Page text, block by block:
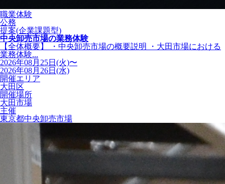
職業体験
公務
提案(企業課題型)
中央卸売市場の業務体験
【全体概要】 ・中央卸売市場の概要説明 ・大田市場における
業務体験...
2026年08月25日(火)〜
2026年08月26日(水)
開催エリア
大田区
開催場所
大田市場
主催
東京都中央卸売市場